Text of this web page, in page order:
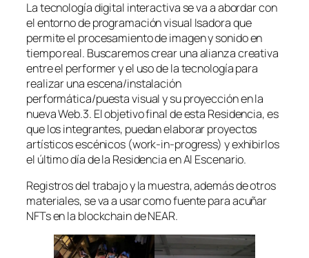
La tecnología digital interactiva se va a abordar con
el entorno de programación visual Isadora que
permite el procesamiento de imagen y sonido en
tiempo real. Buscaremos crear una alianza creativa
entre el performer y el uso de la tecnología para
realizar una escena/instalación
performática/puesta visual y su proyección en la
nueva Web.3. El objetivo final de esta Residencia, es
que los integrantes, puedan elaborar proyectos
artísticos escénicos (work-in-progress) y exhibirlos
el último día de la Residencia en Al Escenario.
Registros del trabajo y la muestra, además de otros
materiales, se va a usar como fuente para acuñar
NFTs en la blockchain de NEAR.